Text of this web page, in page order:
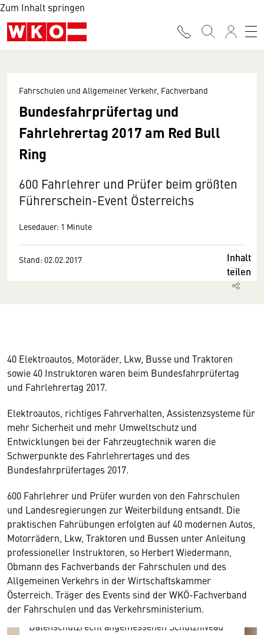
Zum Inhalt springen
Fahrschulen und Allgemeiner Verkehr, Fachverband
Bundesfahrprüfertag und
Fahrlehrertag 2017 am Red Bull
Ring
600 Fahrlehrer und Prüfer beim größten
Führerschein-Event Österreichs
Lesedauer: 1 Minute
Stand: 02.02.2017
Inhalt
teilen
40 Elektroautos, Motoräder, Lkw, Busse und Traktoren
sowie 40 Instruktoren waren beim Bundesfahrprüfertag
und Fahrlehrertag 2017.
Elektroautos, richtiges Fahrverhalten, Assistenzsysteme für
mehr Sicherheit und mehr Umweltschutz und
Entwicklungen bei der Fahrzeugtechnik waren die
Schwerpunkte des Fahrlehrertages und des
Bundesfahrprüfertages 2017.
600 Fahrlehrer und Prüfer wurden von den Fahrschulen
und Landesregierungen zur Weiterbildung entsandt. Die
praktischen Fahrübungen erfolgten auf 40 modernen Autos,
Motorrädern, Lkw, Traktoren und Bussen unter Anleitung
professioneller Instruktoren, so Herbert Wiedermann,
Obmann des Fachverbands der Fahrschulen und des
Allgemeinen Verkehrs in der Wirtschaftskammer
Österreich. Träger des Events sind der WKÖ-Fachverband
der Fahrschulen und das Verkehrsministerium.
Wir benötigen Ihre Zustimmung
Hier würden wir Ihnen gerne einen externen
Inhalt anzeigen. Dafür benötigen wir allerdings
Ihre Zustimmung, da Ihr Browser
personenbezogene technische Daten zu Geräten
und Nutzerverhalten mitunter mit US-
amerikanischen Anbietern austauscht.
Diese Daten unterliegen keinem dem EU-
Datenschutzrecht angemessenen Schutzniveau